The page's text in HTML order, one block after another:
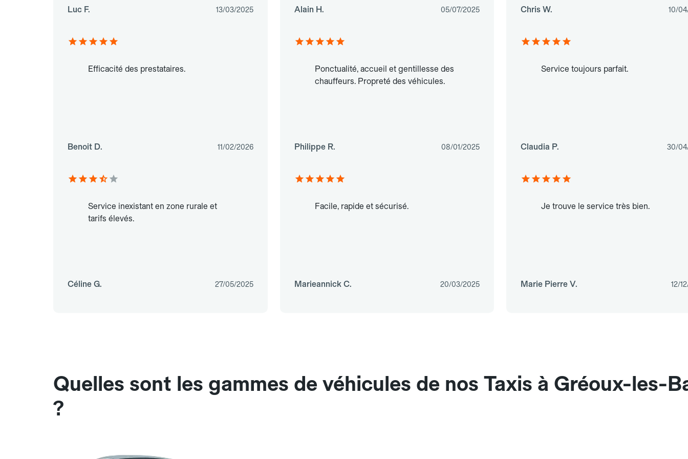
Luc F. 13/03/2025 Alain H. 05/07/2025 Chris W. 10/
Efficacité des prestataires.
Benoit D. 11/02/2026
Ponctualité, accueil et gentillesse des
chauffeurs. Propreté des véhicules.
Philippe R. 08/01/2025
Service toujours parfait.
Claudia P. 30/
Service inexistant en zone rurale et
tarifs élevés.
Céline G. 27/05/2025
Facile, rapide et sécurisé.
Marieannick C. 20/03/2025
Je trouve le service très bien.
Marie Pierre V. 12/
Quelles sont les gammes de véhicules de nos Taxis à Gréoux-les-
?